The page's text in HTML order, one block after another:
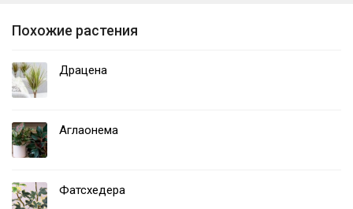
Похожие растения
Драцена
Аглаонема
Фатсхедера